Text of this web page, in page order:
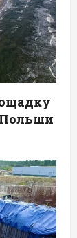
Польши